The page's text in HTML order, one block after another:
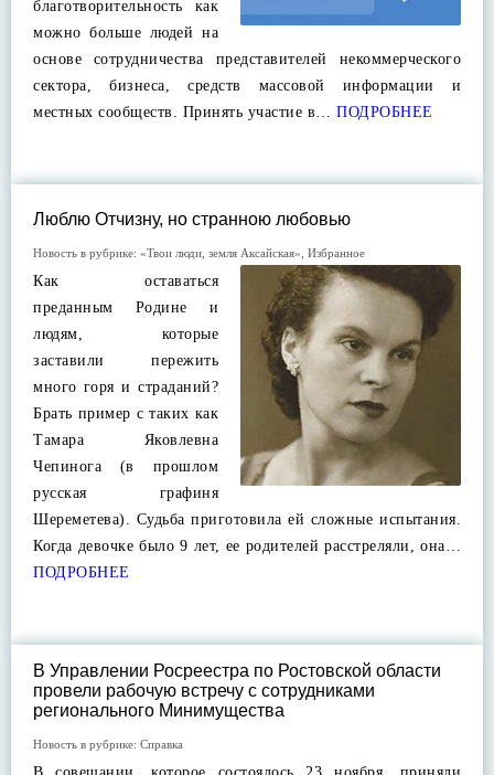
благотворительность как
можно больше людей на
основе сотрудничества представителей некоммерческого
сектора, бизнеса, средств массовой информации и
местных сообществ. Принять участие в… ПОДРОБНЕЕ
Люблю Отчизну, но странною любовью
Новость в рубрике: «Твои люди, земля Аксайская» Избранное
Как оставаться
преданным Родине и
людям, которые
заставили пережить
много горя и страданий?
Брать пример с таких как
Тамара Яковлевна
Чепинога (в прошлом
русская графиня
Шереметева). Судьба приготовила ей сложные испытания.
Когда девочке было 9 лет, ее родителей расстреляли, она…
ПОДРОБНЕЕ
В Управлении Росреестра по Ростовской области
провели рабочую встречу с сотрудниками
регионального Минимущества
Новость в рубрике: Справка